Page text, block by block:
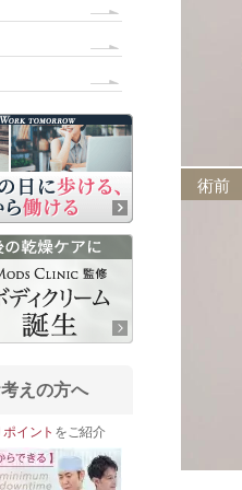
術前
えの方へ
イント をご紹介